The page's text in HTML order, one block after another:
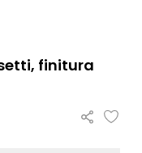
finitura